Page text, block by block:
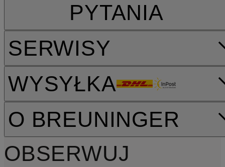
PYTANIA
SERWISY
WYSYŁKA
O BREUNINGER
OBSERWUJ